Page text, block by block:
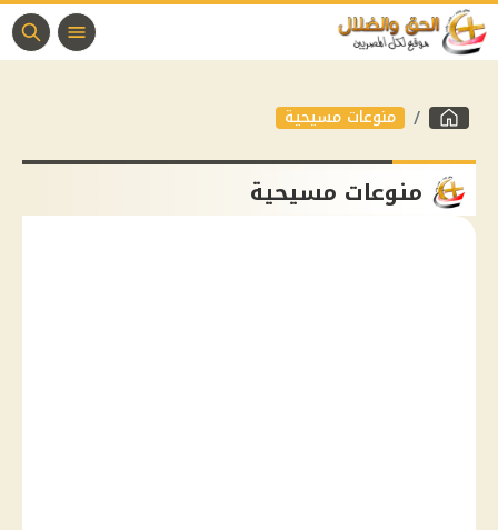
منوعات مسيحية
منوعات مسيحية